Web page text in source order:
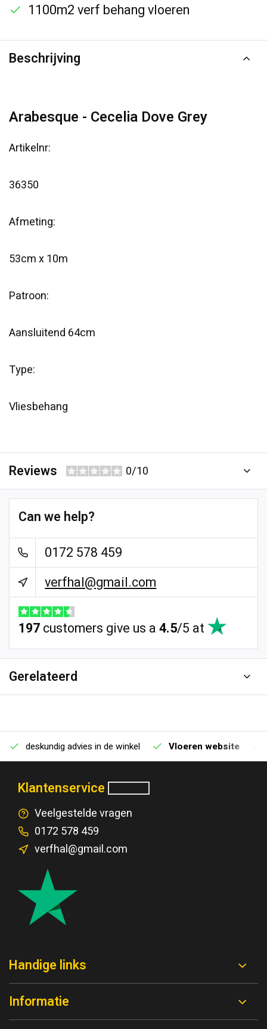
1100m2 verf behang vloeren
Beschrijving
Arabesque - Cecelia Dove Grey
Artikelnr:
36350
Afmeting:
53cm x 10m
Patroon:
Aansluitend 64cm
Type:
Vliesbehang
Reviews 0/10
Can we help?
0172 578 459
verfhal@gmail.com
197customers give us a4.5/5 at
Gerelateerd
deskundig advies in de winkel Vloeren website
Klantenservice
Veelgestelde vragen
0172 578 459
verfhal@gmail.com
Handige links
Informatie